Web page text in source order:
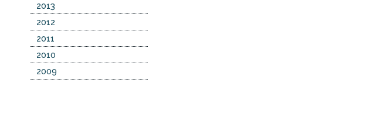
2013
2012
2011
2010
2009